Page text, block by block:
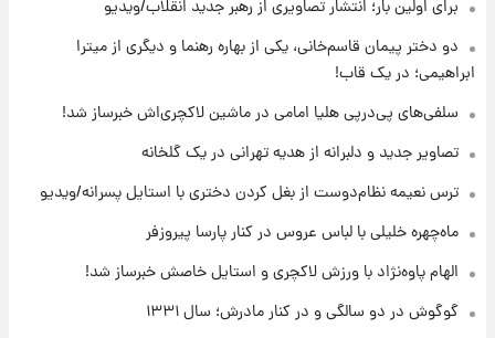
با قدرتمندترین و بادوام ترین تانک جهان آشنا
شوید+ فیلم
۱۶ ساعت پیش
قیمت طلا ۱۸عیار امروز شنبه ۱۷ مرداد ۱۴۰۵
+جدول
۱۶ ساعت پیش
قیمت محصولات ایران‌خودرو و سایپا امروز شنبه
برای اولین بار؛ انتشار تصاویری از رهبر جدید انقلاب/ویدیو
دو دختر پیمان قاسم‌خانی، یکی از بهاره رهنما و دیگری از میترا
ابراهیمی؛ در یک قاب!
سلفی‌های پی‌درپی هلیا امامی در ماشین لاکچری‌اش خبرساز شد!
تصاویر جدید و دلبرانه از هدیه تهرانی در یک گلخانه
ترس نعیمه نظام‌دوست از بغل کردن دختری با استایل پسرانه/ویدیو
ماه‌چهره خلیلی با لباس عروس در کنار پارسا پیروزفر
الهام پاوه‌نژاد با ورزش لاکچری و استایل خاصش خبرساز شد!
گوگوش در دو سالگی و در کنار مادرش؛ سال ۱۳۳۱